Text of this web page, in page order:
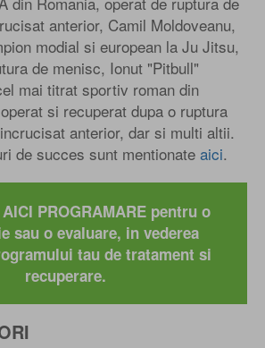
anterior, Camil Moldoveanu,
modial si european la Ju Jitsu,
de menisc, Ionut "Pitbull"
mai titrat sportiv roman din
si recuperat dupa o ruptura
anterior, dar si multi altii.
de succes sunt mentionateaici.
AICI PROGRAMARE pentru o
sau o evaluare, in vederea
tau de tratament si
recuperare.